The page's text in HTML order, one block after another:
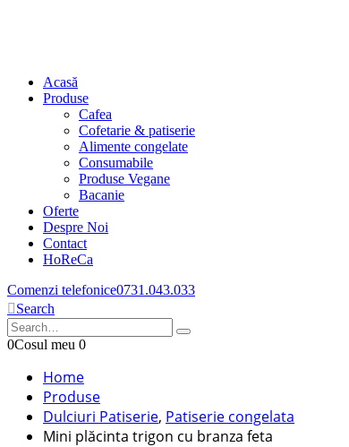
Acasă
Produse
Cafea
Cofetarie & patiserie
Alimente congelate
Consumabile
Produse Vegane
Bacanie
Oferte
Despre Noi
Contact
HoReCa
Comenzi telefonice0731.043.033
Search
0Cosul meu 0
Home
Produse
Dulciuri Patiserie, Patiserie congelata
Mini plăcinta trigon cu branza feta